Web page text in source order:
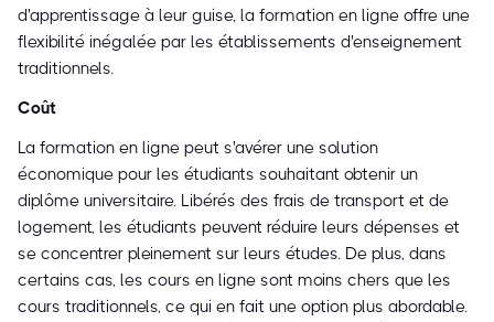
d'apprentissage à leur guise, la formation en ligne offre une
flexibilité inégalée par les établissements d'enseignement
traditionnels.
Coût
La formation en ligne peut s'avérer une solution
économique pour les étudiants souhaitant obtenir un
diplôme universitaire. Libérés des frais de transport et de
logement, les étudiants peuvent réduire leurs dépenses et
se concentrer pleinement sur leurs études. De plus, dans
certains cas, les cours en ligne sont moins chers que les
cours traditionnels, ce qui en fait une option plus abordable.